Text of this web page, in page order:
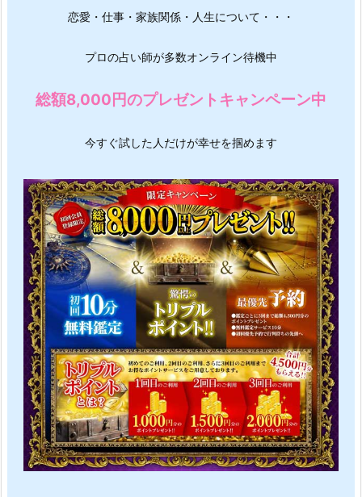
恋愛・仕事・家族関係・人生について・・・
プロの占い師が多数オンライン待機中
総額8,000円のプレゼントキャンペーン中
今すぐ試した人だけが幸せを掴めます